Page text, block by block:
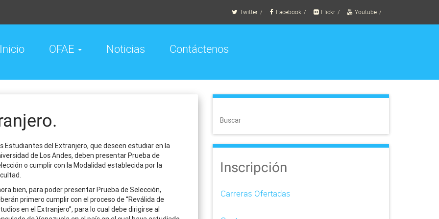
Twitter Facebook Flickr Youtube
Inicio OFAE Noticias Contáctenos
Estudiantes del Extranjero, que deseen estudiar en la
de Los Andes, deben presentar Prueba de
o cumplir con la Modalidad establecida por la
bien, para poder presentar Prueba de Selección,
primero cumplir con el proceso de “Reválida de
en el Extranjero”, para lo cual debe dirigirse al
Buscar
Inscripción
Carreras Ofertadas